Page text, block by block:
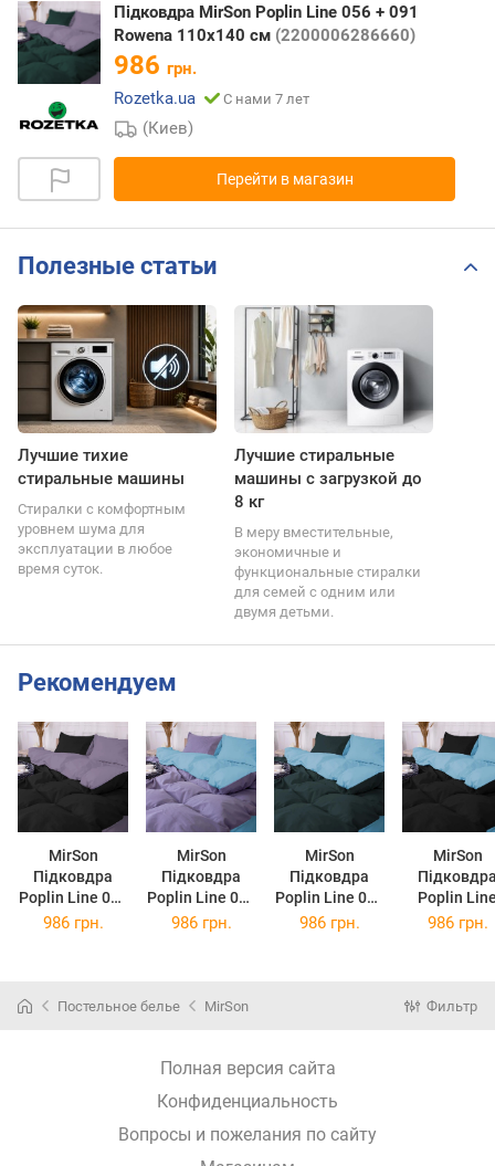
Підковдра MirSon Poplin Line 056 + 091
Rowena 110х140 см (2200006286660)
986 грн.
Rozetka.ua
С нами 7 лет
(Киев)
Перейти в магазин
Полезные статьи
Лучшие тихие
стиральные машины
Стиралки с комфортным
уровнем шума для
эксплуатации в любое
время суток.
Лучшие стиральные
машины с загрузкой до
8 кг
В меру вместительные,
экономичные и
функциональные стиралки
для семей с одним или
двумя детьми.
Рекомендуем
MirSon
Підковдра
Poplin Line 056
+ 099 Jillian
MirSon
Підковдра
Poplin Line 067
+ 056 Kevin
MirSon
Підковдра
Poplin Line 067
+ 091 Margie
MirSon
Poplin
067+099
986 грн. 986 грн. 986 грн. 986 грн.
Постельное белье MirSon Фильтр
Полная версия сайта
Конфиденциальность
Вопросы и пожелания по сайту